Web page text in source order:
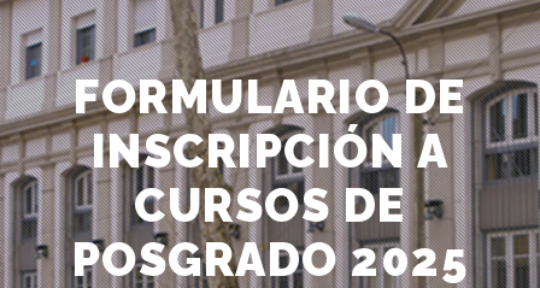
navegación
principal
FORMULARIO DE
INSCRIPCIÓN A
CURSOS DE
POSGRADO 2025